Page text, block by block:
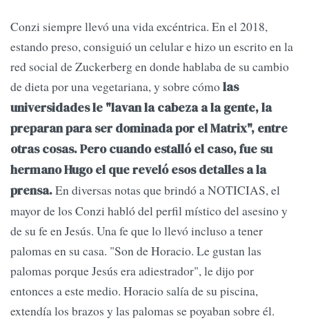
Conzi siempre llevó una vida excéntrica. En el 2018,
estando preso, consiguió un celular e hizo un escrito en la
red social de Zuckerberg en donde hablaba de su cambio
de dieta por una vegetariana, y sobre cómolas
universidades le "lavan la cabeza a la gente, la
preparan para ser dominada por el Matrix", entre
otras cosas. Pero cuando estalló el caso, fue su
hermano Hugo el que reveló esos detalles a la
prensa.En diversas notas que brindó a NOTICIAS, el
mayor de los Conzi habló del perfil místico del asesino y
de su fe en Jesús. Una fe que lo llevó incluso a tener
palomas en su casa. "Son de Horacio. Le gustan las
palomas porque Jesús era adiestrador", le dijo por
entonces a este medio. Horacio salía de su piscina,
extendía los brazos y las palomas se poyaban sobre él.